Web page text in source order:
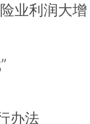
业利润大增
办法